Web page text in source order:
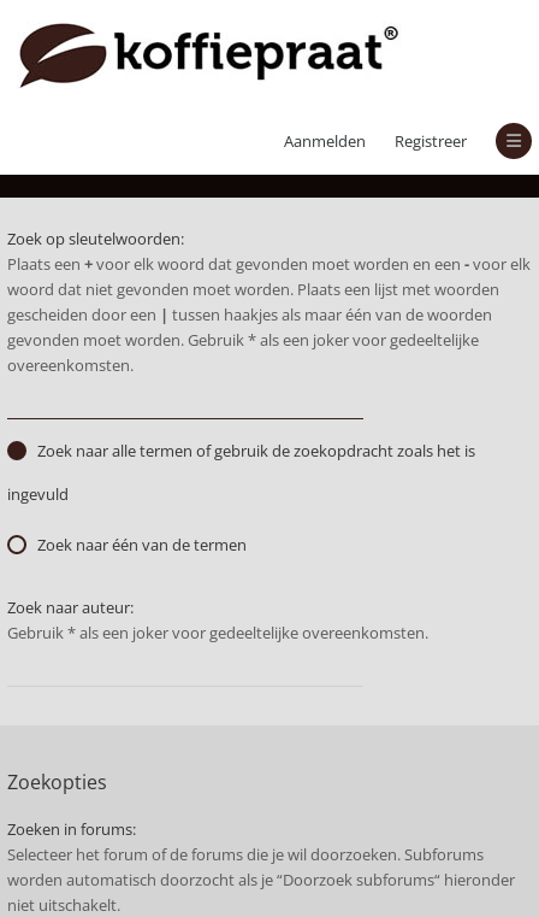
Aanmelden Registreer
Zoek op sleutelwoorden:
Plaats een +voor elk woord dat gevonden moet worden en een -voor elk
woord dat niet gevonden moet worden. Plaats een lijst met woorden
gescheiden door een | tussen haakjes als maar één van de woorden
gevonden moet worden. Gebruik * als een joker voor gedeeltelijke
overeenkomsten.
Zoek naar alle termen of gebruik de zoekopdracht zoals het is
ingevuld
Zoek naar één van de termen
Zoek naar auteur:
Gebruik * als een joker voor gedeeltelijke overeenkomsten.
Zoekopties
Zoeken in forums:
Selecteer het forum of de forums die je wil doorzoeken. Subforums
worden automatisch doorzocht als je “Doorzoek subforums“ hieronder
niet uitschakelt.